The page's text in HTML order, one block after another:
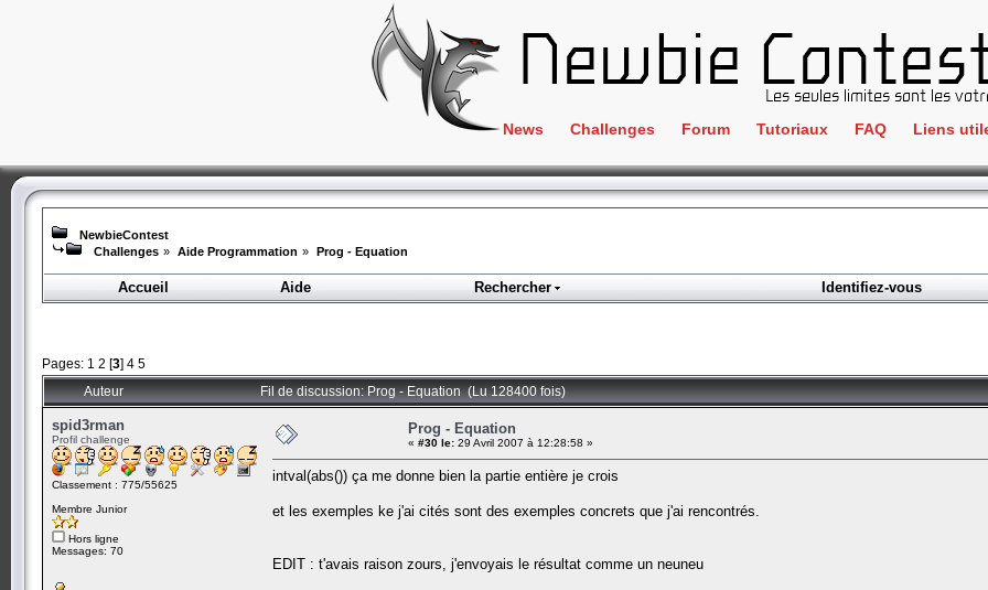
News Challenges
Crackme
ClientSide
Forensics
Programmation
Wargame
Forum Tutoriaux FAQ Liens
IRC
NewbieContest
Challenges » Aide Programmation » Prog - Equation
Accueil
Aide Rechercher Identifiez-vous
Pages: 1 2 [3] 4 5
Auteur Fil de discussion: Prog - Equation (Lu 128400 fois)
spid3rman
Profil challenge
Classement : 775/55625
Membre Junior
Hors ligne
Messages: 70
Prog - Equation
« #30 le: 29 Avril 2007 à 12:28:58 »
intval(abs()) ça me donne bien la partie entière je crois
et les exemples ke j'ai cités sont des exemples concrets que j'ai rencontrés.
EDIT : t'avais raison zours, j'envoyais le résultat comme un neuneu